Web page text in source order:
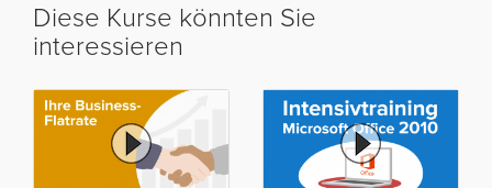
Diese Kurse könnten Sie
interessieren